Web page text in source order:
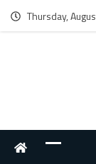
Thursday,